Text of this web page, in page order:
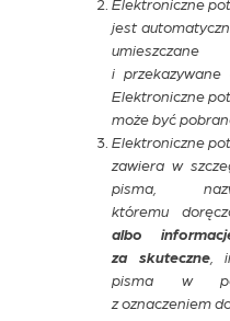
Elektroniczne
jest
i
Elektroniczne
może być
Elektroniczne
zawiera w
pisma,
któremu
albo
za skuteczne,
pisma w
z oznaczeniem